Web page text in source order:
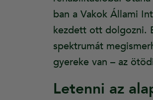
ban a Vakok Állami
kezdett ott dolgozni.
spektrumát
gyereke van – az
Letenni az